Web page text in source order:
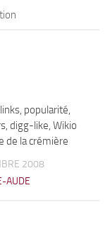
popularité,
digg-like, Wikio
de la crémière
2008
AUDE